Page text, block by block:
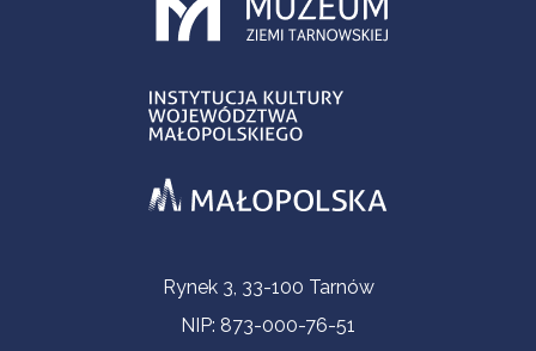
Informacje kontaktoweRynek 3, 33-100 Tarnów
NIP: 873-000-76-51